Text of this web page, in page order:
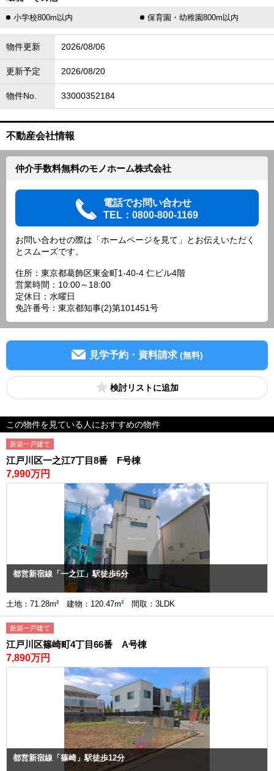
小学校800m以内 保育園・幼稚園800m以内
物件更新 2026/08/06
更新予定 2026/08/20
物件No. 33000352184
不動産会社情報
仲介手数料無料のモノホーム株式会社
電話でお問い合わせ
TEL：0800-800-1169
お問い合わせの際は「ホームページを見て」とお伝えいただく
とスムーズです。
住所：東京都葛飾区東金町1-40-4 仁ビル4階
営業時間：10:00～18:00
定休日：水曜日
免許番号：東京都知事(2)第101451号
見学予約・資料請求 (無料)
検討リスト
この物件を見ている人におすすめの物件
新築一戸建て
江戸川区一之江7丁目8番 F号棟
7,990万円
都営新宿線「一之江」駅徒歩6分
土地：71.28m² 建物：120.47m² 間取：3LDK
新築一戸建て
江戸川区篠崎町4丁目66番 A号棟
7,890万円
都営新宿線「篠崎」駅徒歩12分